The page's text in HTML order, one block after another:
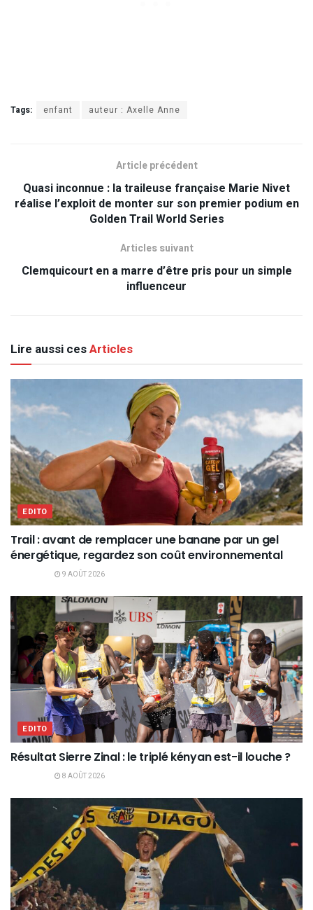
Tags: enfant auteur : Axelle Anne
Article précédent
Quasi inconnue : la traileuse française Marie Nivet
réalise l’exploit de monter sur son premier podium en
Golden Trail World Series
Articles suivant
Clemquicourt en a marre d’être pris pour un simple
influenceur
Lire aussi cesArticles
EDITO
Trail : avant de remplacer une banane par un gel
énergétique, regardez son coût environnemental
9 AOÛT 2026
EDITO
Résultat Sierre Zinal : le triplé kényan est-il louche ?
8 AOÛT 2026